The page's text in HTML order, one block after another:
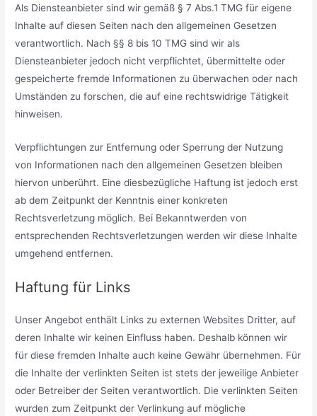
Als Diensteanbieter sind wir gemäß § 7 Abs.1 TMG für eigene
Inhalte auf diesen Seiten nach den allgemeinen Gesetzen
verantwortlich. Nach §§ 8 bis 10 TMG sind wir als
Diensteanbieter jedoch nicht verpflichtet, übermittelte oder
gespeicherte fremde Informationen zu überwachen oder nach
Umständen zu forschen, die auf eine rechtswidrige Tätigkeit
hinweisen.
Verpflichtungen zur Entfernung oder Sperrung der Nutzung
von Informationen nach den allgemeinen Gesetzen bleiben
hiervon unberührt. Eine diesbezügliche Haftung ist jedoch erst
ab dem Zeitpunkt der Kenntnis einer konkreten
Rechtsverletzung möglich. Bei Bekanntwerden von
entsprechenden Rechtsverletzungen werden wir diese Inhalte
umgehend entfernen.
Haftung für Links
Unser Angebot enthält Links zu externen Websites Dritter, auf
deren Inhalte wir keinen Einfluss haben. Deshalb können wir
für diese fremden Inhalte auch keine Gewähr übernehmen. Für
die Inhalte der verlinkten Seiten ist stets der jeweilige Anbieter
oder Betreiber der Seiten verantwortlich. Die verlinkten Seiten
wurden zum Zeitpunkt der Verlinkung auf mögliche